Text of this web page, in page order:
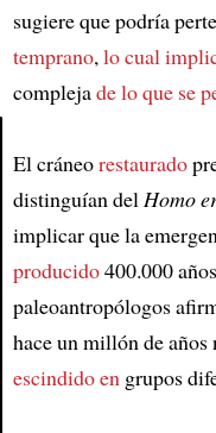
sugiere que podría
temprano, lo cual
complejade lo que se
El cráneorestaurado
distinguían del Homo
implicar que la
producido400.000
paleoantropólogos
hace un millón de años
escindido en grupos